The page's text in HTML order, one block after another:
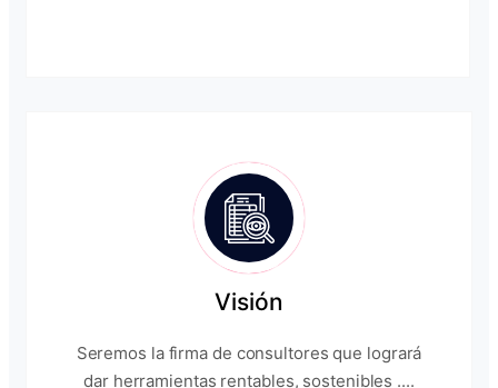
Visión
Seremos la firma de consultores que logrará
dar herramientas rentables, sostenibles ....